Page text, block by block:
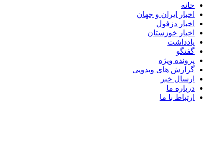
خانه
اخبار ایران و جهان
اخبار دزفول
اخبار خوزستان
یادداشت
گفتگو
پرونده ویژه
گزارش های ویدویی
ارسال خبر
درباره ما
ارتباط با ما